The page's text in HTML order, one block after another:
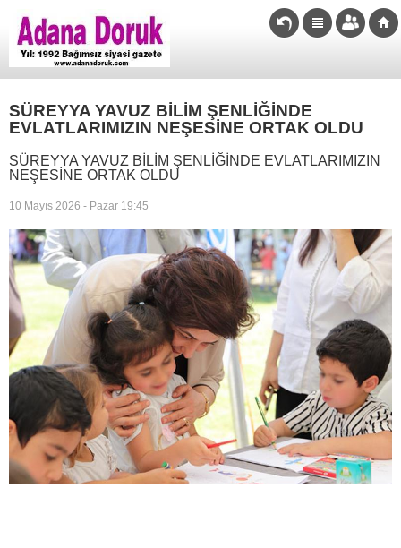
SÜREYYA YAVUZ BİLİM ŞENLİĞİNDE
EVLATLARIMIZIN NEŞESİNE ORTAK OLDU
SÜREYYA YAVUZ BİLİM ŞENLİĞİNDE EVLATLARIMIZIN
NEŞESİNE ORTAK OLDU
10 Mayıs 2026 - Pazar 19:45